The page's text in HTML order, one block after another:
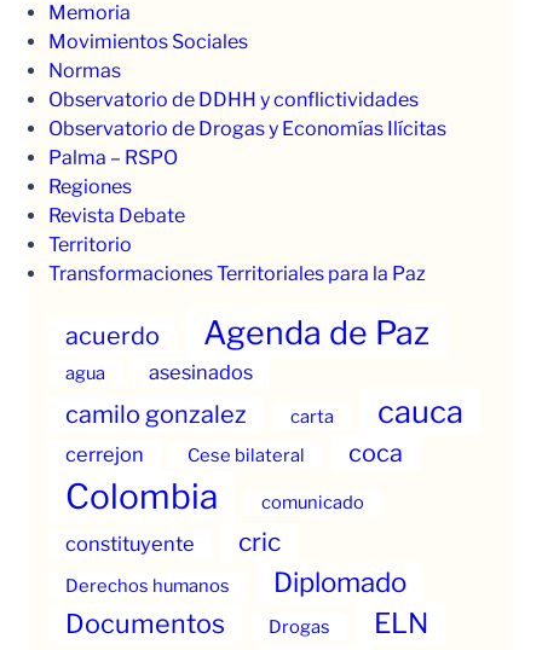
Memoria
Movimientos Sociales
Normas
Observatorio de DDHH y conflictividades
Observatorio de Drogas y Economías Ilícitas
Palma – RSPO
Regiones
Revista Debate
Territorio
Transformaciones Territoriales para la Paz
acuerdo Agenda de Paz
agua asesinados
camilo gonzalez carta cauca
cerrejon Cese bilateral coca
Colombia comunicado
constituyente cric
Derechos humanos Diplomado
Documentos Drogas ELN